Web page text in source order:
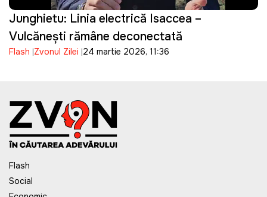
Junghietu: Linia electrică Isaccea –
Vulcănești rămâne deconectată
Flash Zvonul Zilei 24 martie 2026, 11:36
Flash
Social